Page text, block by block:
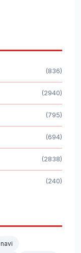
(836)
(2940)
(795)
(694)
(2838)
(240)
navi